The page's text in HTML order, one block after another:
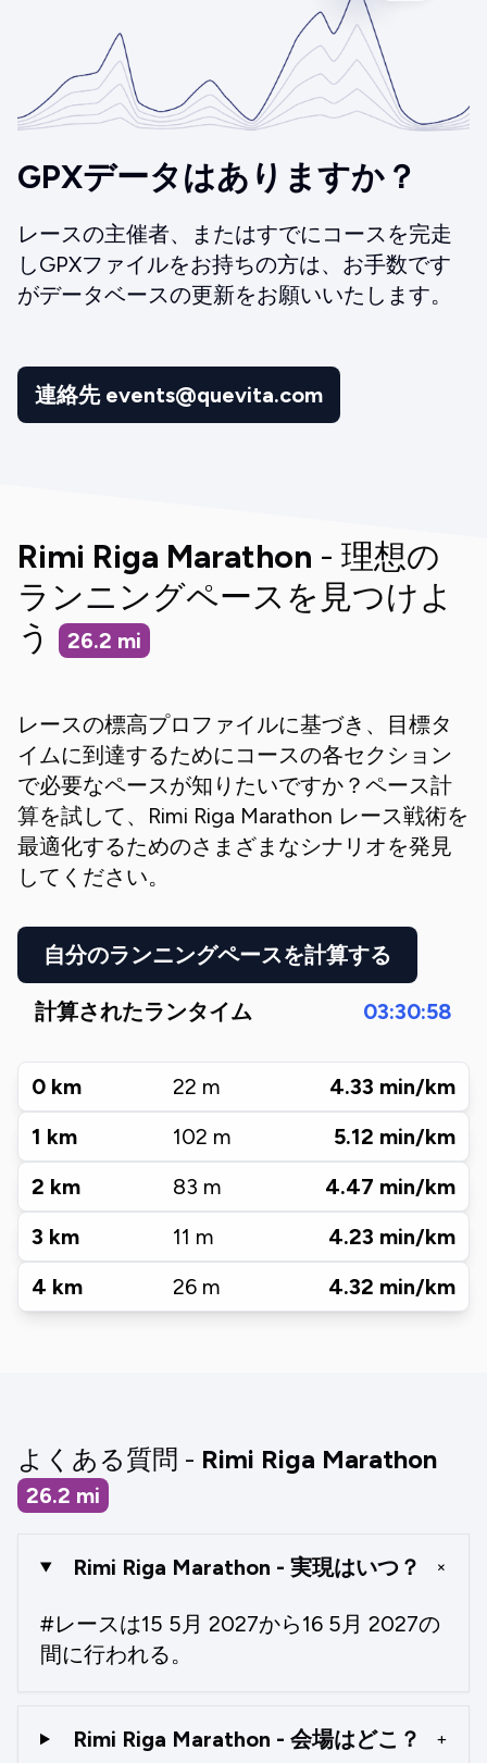
GPXデータはありますか？
レースの主催者、またはすでにコースを完走
しGPXファイルをお持ちの方は、お手数です
がデータベースの更新をお願いいたします。
連絡先 events@quevita.com
Rimi Riga Marathon - 理想の
ランニングペースを見つけよ
う
26.2 mi
レースの標高プロファイルに基づき、目標タ
イムに到達するためにコースの各セクション
で必要なペースが知りたいですか？ペース計
算を試して、 Rimi Riga Marathon レース戦術を
最適化するためのさまざまなシナリオを発見
してください。
自分のランニングペースを計算する
計算されたランタイム 03:30:58
0 km 22 m 4.33 min/km
1 km 102 m 5.12 min/km
2 km 83 m 4.47 min/km
3 km 11 m 4.23 min/km
4 km 26 m 4.32 min/km
よくある質問 - Rimi Riga Marathon
26.2 mi
Rimi Riga Marathon - 実現はいつ？ +
#レースは15 5月 2027から16 5月 2027の
間に行われる。
Rimi Riga Marathon - 会場はどこ？ +